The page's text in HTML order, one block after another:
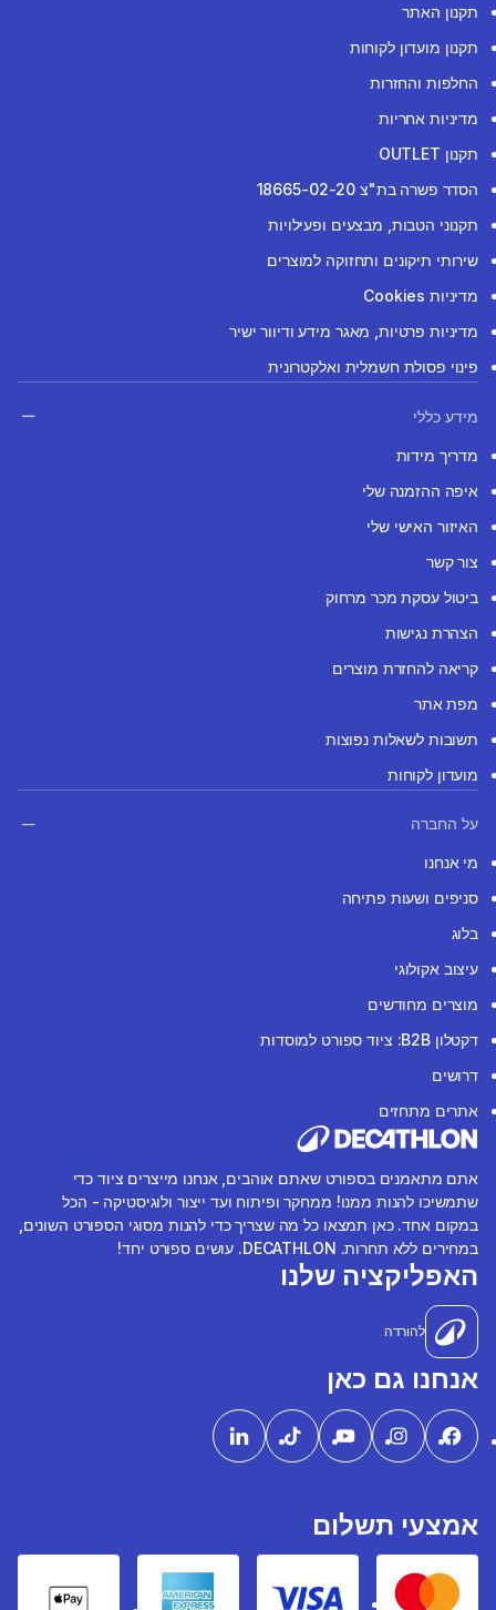
תקנון האתר
תקנון מועדון לקוחות
החלפות והחזרות
מדיניות אחריות
תקנון OUTLET
הסדר פשרה בת"צ 18665-02-20
תקנוני הטבות, מבצעים ופעילויות
שירותי תיקונים ותחזוקה למוצרים
מדיניות Cookies
מדיניות פרטיות, מאגר מידע ודיוור ישיר
פינוי פסולת חשמלית ואלקטרונית
מידע כללי
מדריך מידות
איפה ההזמנה שלי
האיזור האישי שלי
צור קשר
ביטול עסקת מכר מרחוק
הצהרת נגישות
קריאה להחזרת מוצרים
מפת אתר
תשובות לשאלות נפוצות
מועדון לקוחות
על החברה
מי אנחנו
סניפים ושעות פתיחה
בלוג
עיצוב אקולוגי
מוצרים מחודשים
דקטלון B2B: ציוד ספורט למוסדות
דרושים
אתרים מתחזים
אתם מתאמנים בספורט שאתם אוהבים, אנחנו מייצרים ציוד כדי
שתמשיכו להנות ממנו! ממחקר ופיתוח ועד ייצור ולוגיסטיקה - הכל
במקום אחד. כאן תמצאו כל מה שצריך כדי להנות מסוגי הספורט השונים,
במחירים ללא תחרות. DECATHLON. עושים ספורט יחד!
האפליקציה שלנו
להורדה
אנחנו גם כאן
אמצעי תשלום